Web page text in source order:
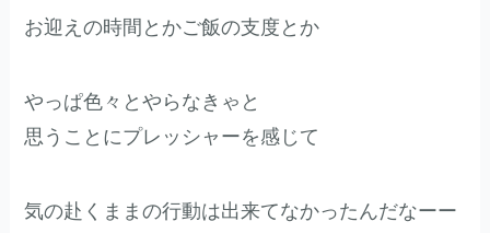
お迎えの時間とかご飯の支度とか
やっぱ色々とやらなきゃと
思うことにプレッシャーを感じて
気の赴くままの行動は出来てなかったんだなーー